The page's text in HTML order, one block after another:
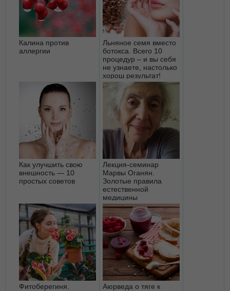
Калина против
аллергии
Льняное семя вместо
ботокса. Всего 10
процедур – и вы себя
не узнаете, настолько
хорош результат!
Как улучшить свою
внешность — 10
простых советов
Лекция-семинар
Марвы Оганян.
Золотые правила
естественной
медицины
Фитоберегиня.
Аюрведа о тяге к